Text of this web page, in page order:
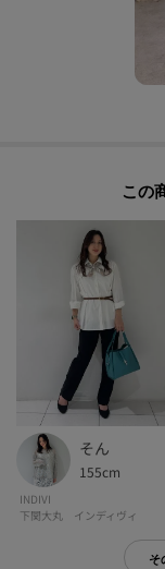
洗濯方法：洗濯機洗い可
モデル情報：身長
この
そん
155cm
INDIVI
下関大丸 インディヴィ
そ